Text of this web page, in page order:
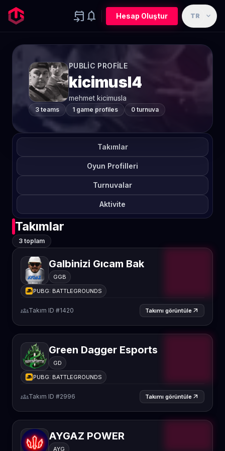
event_upcoming notifications Hesap Oluştur TR expand_more
PUBLIC PROFILE
kicimusl4
mehmet kicimusla
3 teams 1 game profiles 0 turnuva
Takımlar
Oyun Profilleri
Turnuvalar
Aktivite
Takımlar
3 toplam
Galbinizi Gıcam Bak
GGB
PUBG: BATTLEGROUNDS
groupsTakım ID #1420 Takımı görüntüle arrow_outward
Green Dagger Esports
GD
PUBG: BATTLEGROUNDS
groupsTakım ID #2996 Takımı görüntüle arrow_outward
AYGAZ POWER
AYG